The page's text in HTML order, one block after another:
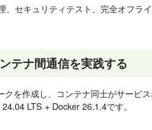
、セキュリティテスト、完全オフラ
テナ間通信を実践する
を作成し、コンテナ同士がサービ
LTS + Docker 26.1.4です。